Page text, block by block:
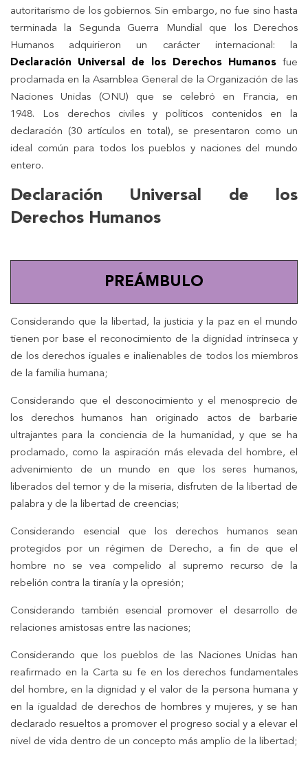
autoritarismo de los gobiernos. Sin embargo, no fue sino hasta
terminada la Segunda Guerra Mundial que los Derechos
Humanos adquirieron un carácter internacional: la
Declaración Universal de los Derechos Humanosfue
proclamada en la Asamblea General de la Organización de las
Naciones Unidas (ONU) que se celebró en Francia, en
1948. Los derechos civiles y políticos contenidos en la
declaración (30 artículos en total), se presentaron como un
ideal común para todos los pueblos y naciones del mundo
entero.
Declaración Universal de los
Derechos Humanos
PREÁMBULO
Considerando que la libertad, la justicia y la paz en el mundo
tienen por base el reconocimiento de la dignidad intrínseca y
de los derechos iguales e inalienables de todos los miembros
de la familia humana;
Considerando que el desconocimiento y el menosprecio de
los derechos humanos han originado actos de barbarie
ultrajantes para la conciencia de la humanidad, y que se ha
proclamado, como la aspiración más elevada del hombre, el
advenimiento de un mundo en que los seres humanos,
liberados del temor y de la miseria, disfruten de la libertad de
palabra y de la libertad de creencias;
Considerando esencial que los derechos humanos sean
protegidos por un régimen de Derecho, a fin de que el
hombre no se vea compelido al supremo recurso de la
rebelión contra la tiranía y la opresión;
Considerando también esencial promover el desarrollo de
relaciones amistosas entre las naciones;
Considerando que los pueblos de las Naciones Unidas han
reafirmado en la Carta su fe en los derechos fundamentales
del hombre, en la dignidad y el valor de la persona humana y
en la igualdad de derechos de hombres y mujeres, y se han
declarado resueltos a promover el progreso social y a elevar el
nivel de vida dentro de un concepto más amplio de la libertad;